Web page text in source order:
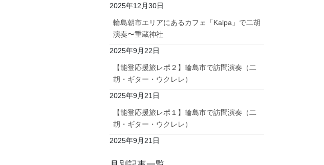
2025年12月30日
輪島朝市エリアにあるカフェ「Kalpa」で二胡
演奏〜重蔵神社
2025年9月22日
【能登応援旅レポ２】輪島市で訪問演奏（二
胡・ギター・ウクレレ）
2025年9月21日
【能登応援旅レポ１】輪島市で訪問演奏（二
胡・ギター・ウクレレ）
2025年9月21日